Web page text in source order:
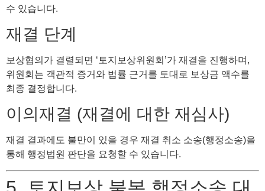
수 있습니다.
재결 단계
보상협의가 결렬되면 ‘토지보상위원회’가 재결을 진행하며,
위원회는 객관적 증거와 법률 근거를 토대로 보상금 액수를
최종 결정합니다.
이의재결 (재결에 대한 재심사)
재결 결과에도 불만이 있을 경우 재결 취소 소송(행정소송)을
통해 행정법원 판단을 요청할 수 있습니다.